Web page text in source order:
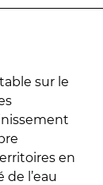
sur le
en
l’eau